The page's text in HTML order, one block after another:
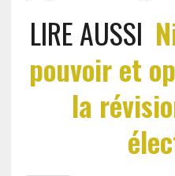
LIRE AUSSI
pouvoir et
la